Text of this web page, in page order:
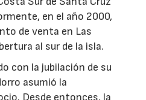
en el año 2000,
de venta en Las
al sur de la isla.
con la jubilación de su
asumió la